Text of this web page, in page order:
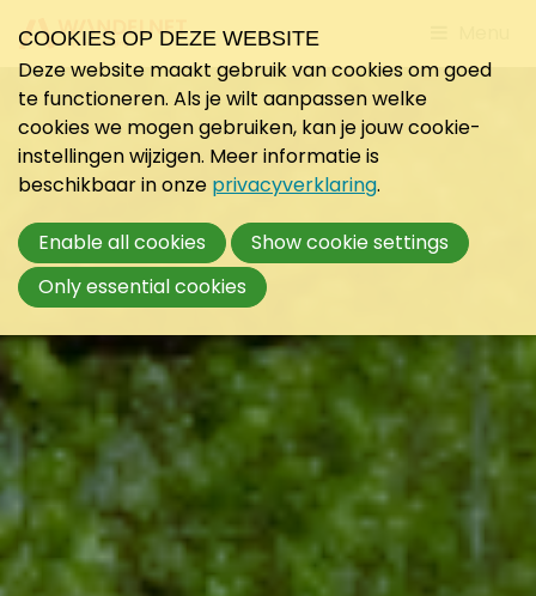
to
COOKIES OP DEZE WEBSITE
Deze website maakt gebruik van cookies om goed
te functioneren. Als je wilt aanpassen welke
cookies we mogen gebruiken, kan je jouw cookie-
instellingen wijzigen. Meer informatie is
beschikbaar in onze privacyverklaring.
Enable all cookies
Show cookie settings
Only essential cookies